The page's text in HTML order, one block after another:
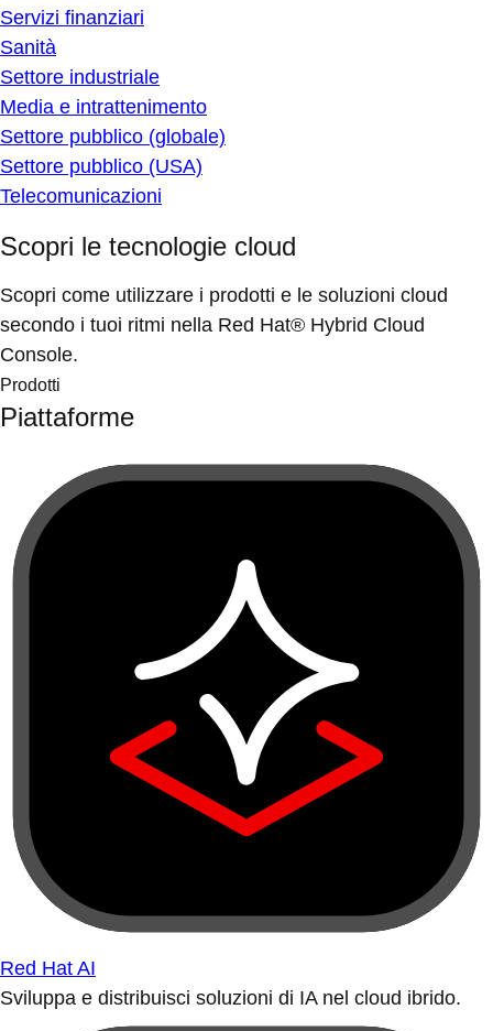
Servizi finanziari
Sanità
Settore industriale
Media e intrattenimento
Settore pubblico (globale)
Settore pubblico (USA)
Telecomunicazioni
Scopri le tecnologie cloud
Scopri come utilizzare i prodotti e le soluzioni cloud
secondo i tuoi ritmi nella Red Hat® Hybrid Cloud
Console.
Prodotti
Piattaforme
Red Hat AI
Sviluppa e distribuisci soluzioni di IA nel cloud ibrido.